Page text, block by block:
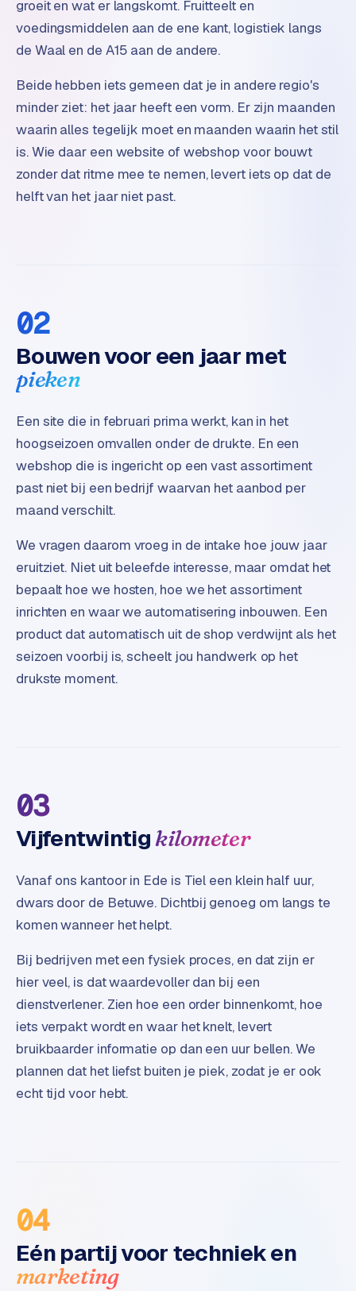
o
m
m
r
k
p
l
a
F
i
e
t
n
w
i
n
W
o
o
n
i
e
u
r
n
d
u
t
r
e
n
B
2
i
m
u
groeit en wat er langskomt. Fruitteelt en
voedingsmiddelen aan de ene kant, logistiek langs
de Waal en de A15 aan de andere.
Beide hebben iets gemeen dat je in andere regio's
minder ziet: het jaar heeft een vorm. Er zijn maanden
waarin alles tegelijk moet en maanden waarin het stil
is. Wie daar een website of webshop voor bouwt
zonder dat ritme mee te nemen, levert iets op dat de
helft van het jaar niet past.
02
Bouwen voor een jaar met
pieken
Een site die in februari prima werkt, kan in het
hoogseizoen omvallen onder de drukte. En een
webshop die is ingericht op een vast assortiment
past niet bij een bedrijf waarvan het aanbod per
maand verschilt.
We vragen daarom vroeg in de intake hoe jouw jaar
eruitziet. Niet uit beleefde interesse, maar omdat het
bepaalt hoe we hosten, hoe we het assortiment
inrichten en waar we automatisering inbouwen. Een
product dat automatisch uit de shop verdwijnt als het
seizoen voorbij is, scheelt jou handwerk op het
drukste moment.
03
Vijfentwintig kilometer
Vanaf ons kantoor in Ede is Tiel een klein half uur,
dwars door de Betuwe. Dichtbij genoeg om langs te
komen wanneer het helpt.
Bij bedrijven met een fysiek proces, en dat zijn er
hier veel, is dat waardevoller dan bij een
dienstverlener. Zien hoe een order binnenkomt, hoe
iets verpakt wordt en waar het knelt, levert
bruikbaarder informatie op dan een uur bellen. We
plannen dat het liefst buiten je piek, zodat je er ook
echt tijd voor hebt.
04
Eén partij voor techniek en
marketing